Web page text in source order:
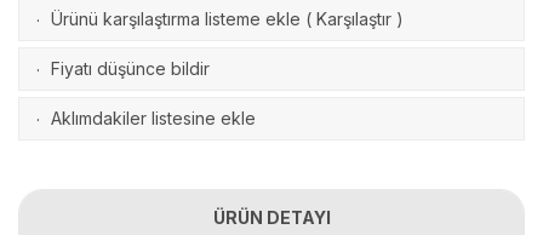
· Ürünü karşılaştırma listeme ekle ( Karşılaştır )
· Fiyatı düşünce bildir
· Aklımdakiler listesine ekle
ÜRÜN DETAYI